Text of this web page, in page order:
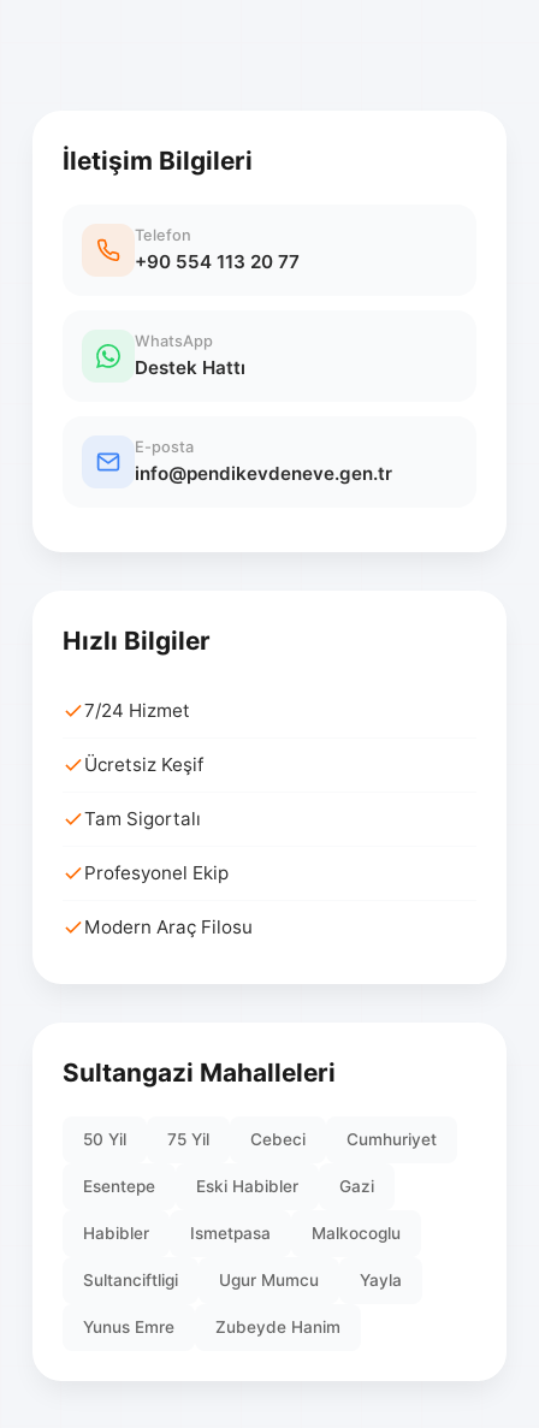
İletişim Bilgileri
Telefon
+90 554 113 20 77
WhatsApp
Destek Hattı
E-posta
info@pendikevdeneve.gen.tr
Hızlı Bilgiler
7/24 Hizmet
Ücretsiz Keşif
Tam Sigortalı
Profesyonel Ekip
Modern Araç Filosu
Sultangazi Mahalleleri
50 Yil 75 Yil Cebeci Cumhuriyet
Esentepe Eski Habibler Gazi
Habibler Ismetpasa Malkocoglu
Sultanciftligi Ugur Mumcu Yayla
Yunus Emre Zubeyde Hanim